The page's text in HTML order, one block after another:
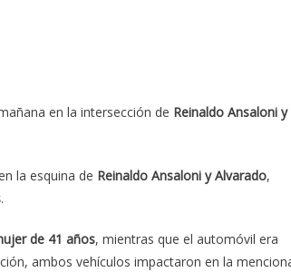
en la intersección de Reinaldo Ansaloni y
la esquina de Reinaldo Ansaloni y Alvarado,
.
de 41 años, mientras que el automóvil era
ambos vehículos impactaron en la